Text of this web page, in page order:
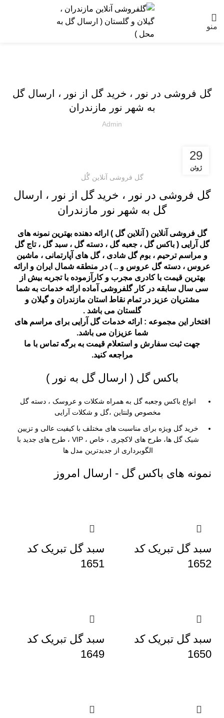
منو
گل فروشی در نور ، خرید گل از نور ، ارسال گل
به شهر نور مازندران
Admin
29
ژوئن
گل فروشی آنلاین گٌل
گل فروشی در نور ، خرید گل از نور ، ارسال
گل به شهر نور مازندران
گل فروشی آنلاین( آنلاین گل ) ارائه دهنده بهترین نمونه های
گل آرایی ( باکس گل ، جعبه گل ، دسته گل ، سبد گل ،تاج گل
و مراسم ترحیم ، بوم گل شادی ،گل های آپارتمانی ، ماشین
عروس ، دسته گل عروس و .. ) در منطقه شمال ایران و ارائه
بهترین قیمت با کادری مجرب و کارآزموده با تجربه بیش از
سی سال سابقه در کار گلفروشی آماده ارائه خدمات به شما
مشتریان عزیز در تمام نقاط استان مازندران و گیلان و
گلستان می باشد .
افتخار این مجموعه : ارائه خدمات گل آرایی برای مراسم های
شما عزیزان می باشد.
جهت ثبت سفارش و استعلام قیمت به برگهتماس با ما
مراجعه کنید.
باکس گل ( ارسال گل به نور )
انواع باکس وجعبه گل به همراه شکلات و عروسک ، دسته گل
مخصوص ولنتاین ،گل و شکلات آرایی
خرید گل ویژه برای مناسبت های مختلف با کیفیت عالی و تزیین
شیک گل ها، طرح های لاکچری ، خاص ، VIP ، طرح های جدید با
الگوبرداری از جدیدترین مدل ها
نمونه های باکس گل - ارسال امروز
سبد گل تبریک کد
1652
سبد گل تبریک کد
1651
سبد گل تبریک کد
1650
سبد گل تبریک کد
1649